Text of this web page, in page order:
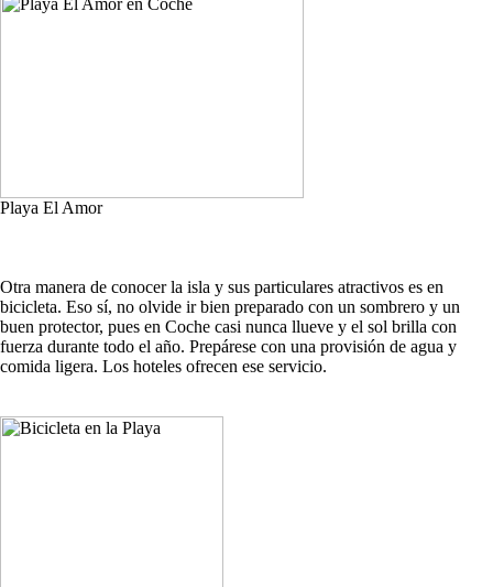
Playa El Amor
Otra manera de conocer la isla y sus particulares atractivos es en
bicicleta. Eso sí, no olvide ir bien preparado con un sombrero y un
buen protector, pues en Coche casi nunca llueve y el sol brilla con
fuerza durante todo el año. Prepárese con una provisión de agua y
comida ligera. Los hoteles ofrecen ese servicio.